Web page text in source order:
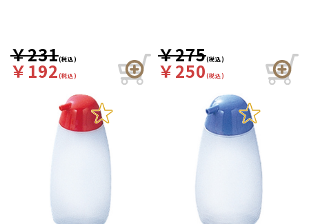
￥231(税込)
￥192(税込)
￥275(税込)
￥250(税込)